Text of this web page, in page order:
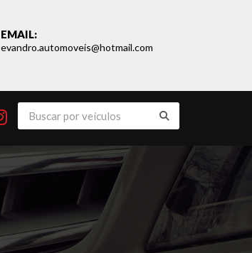
EMAIL:
evandro.automoveis@hotmail.com